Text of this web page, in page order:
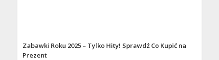
Zabawki Roku 2025 – Tylko Hity! Sprawdź Co Kupić na
Prezent